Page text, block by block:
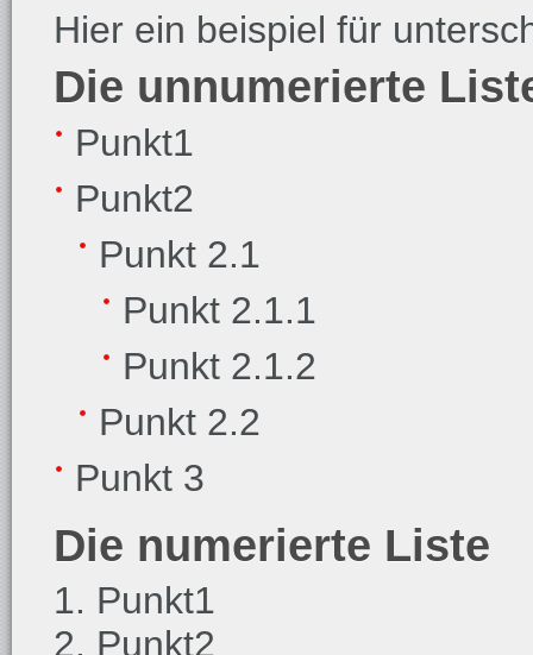
Hier ein beispiel für
Die unnumerierte
Punkt1
Punkt2
Punkt 2.1
Punkt 2.1.1
Punkt 2.1.2
Punkt 2.2
Punkt 3
Die numerierte Liste
Punkt1
Punkt2